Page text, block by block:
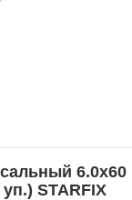
STARFIX